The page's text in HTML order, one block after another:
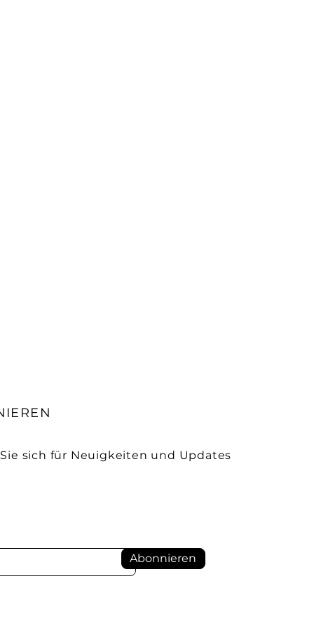
sich für Neuigkeiten und Updates
Abonnieren